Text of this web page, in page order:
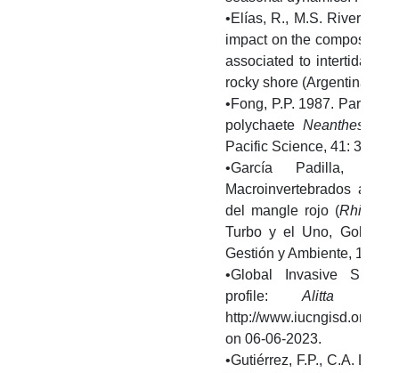
•Elías, R., M.S. Rivero
impact on the
associated to intertidal
rocky shore (Argentina).
•Fong, P.P. 1987. Particle
polychaete Neanthes
Pacific Science, 41: 3743.
•García Padilla,
Macroinvertebrados
del mangle rojo (
Turbo y el Uno, Golfo
Gestión y Ambiente, 11(3):
•Global Invasive
profile:Alitta
http://www.iucngisd.org/
on 06-06-2023.
•Gutiérrez, F.P., C.A.